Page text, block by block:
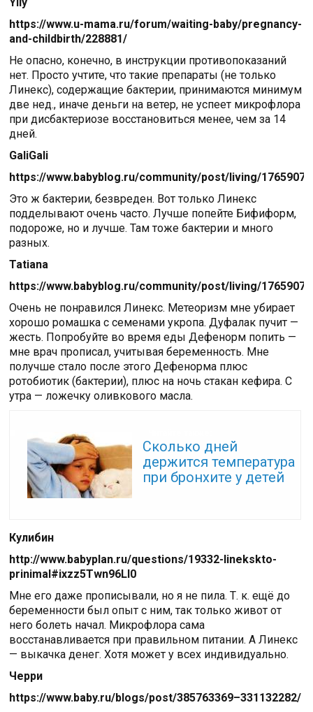
https://www.u-mama.ru/forum/waiting-baby/pregnancy-
and-childbirth/228881/
Не опасно, конечно, в инструкции противопоказаний
нет. Просто учтите, что такие препараты (не только
Линекс), содержащие бактерии, принимаются минимум
две нед., иначе деньги на ветер, не успеет микрофлора
при дисбактериозе восстановиться менее, чем за 14
дней.
GaliGali
https://www.babyblog.ru/community/post/living/1765907
Это ж бактерии, безвреден. Вот только Линекс
подделывают очень часто. Лучше попейте Бифиформ,
подороже, но и лучше. Там тоже бактерии и много
разных.
Tatiana
https://www.babyblog.ru/community/post/living/1765907
Очень не понравился Линекс. Метеоризм мне убирает
хорошо ромашка с семенами укропа. Дуфалак пучит —
жесть. Попробуйте во время еды Дефенорм попить —
мне врач прописал, учитывая беременность. Мне
получше стало после этого Дефенорма плюс
ротобиотик (бактерии), плюс на ночь стакан кефира. С
утра — ложечку оливкового масла.
Сколько дней
держится температура
при бронхите у детей
Кулибин
http://www.babyplan.ru/questions/19332-linekskto-
prinimal#ixzz5Twn96Ll0
Мне его даже прописывали, но я не пила. Т. к. ещё до
беременности был опыт с ним, так только живот от
него болеть начал. Микрофлора сама
восстанавливается при правильном питании. А Линекс
— выкачка денег. Хотя может у всех индивидуально.
Черри
https://www.baby.ru/blogs/post/385763369–331132282/